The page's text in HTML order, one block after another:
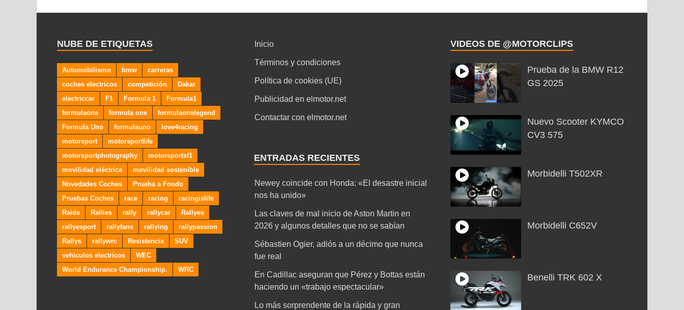
NUBE DE ETIQUETAS
Automobilismo bmw
carreras
coches electricos
competición
Dakar
electriccar
F1 Formula 1
Formula1
formulaone
formula one
formulaonelegend
Formula Uno
formulauno
love4racing
motorsport
motorsportlife
motorsportphotography
motorsportsf1
movilidad eléctrica
movilidad sostenible
Novedades Coches
Prueba a Fondo
Pruebas Coches
race racing
racingislife
Raids
Rallies rally rallycar
Rallyes
rallyesport
rallyfans rallying
rallypassion
Rallys
rallywrc Resistencia
SUV
vehiculos electricos
WEC
World Endurance Championship.
WRC
Inicio
Términos y condiciones
Política de cookies (UE)
Publicidad en elmotor.net
Contactar con elmotor.net
ENTRADAS RECIENTES
Newey coincide con Honda: «El desastre inicial
nos ha unido»
Las claves de mal inicio de Aston Martin en
2026 y algunos detalles que no se sabían
Sébastien Ogier, adiós a un décimo que nunca
fue real
En Cadillac aseguran que Pérez y Bottas están
haciendo un «trabajo espectacular»
Lo más sorprendente de la rápida y gran
VIDEOS DE @MOTORCLIPS
Prueba de la BMW R12
GS 2025
Nuevo Scooter KYMCO
CV3 575
Morbidelli T502XR
Morbidelli C652V
Benelli TRK 602 X